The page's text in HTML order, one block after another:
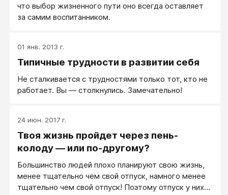
что выбор жизненного пути оно всегда оставляет
за самим воспитанником.
01 янв. 2013 г.
Типичные трудности в развитии себя
Не сталкивается с трудностями только тот, кто не
работает. Вы — столкнулись. Замечательно!
24 июн. 2017 г.
Твоя жизнь пройдет через пень-
колоду — или по-другому?
Большинство людей плохо планируют свою жизнь,
менее тщательно чем свой отпуск, намного менее
тщательно чем свой отпуск! Поэтому отпуск у них